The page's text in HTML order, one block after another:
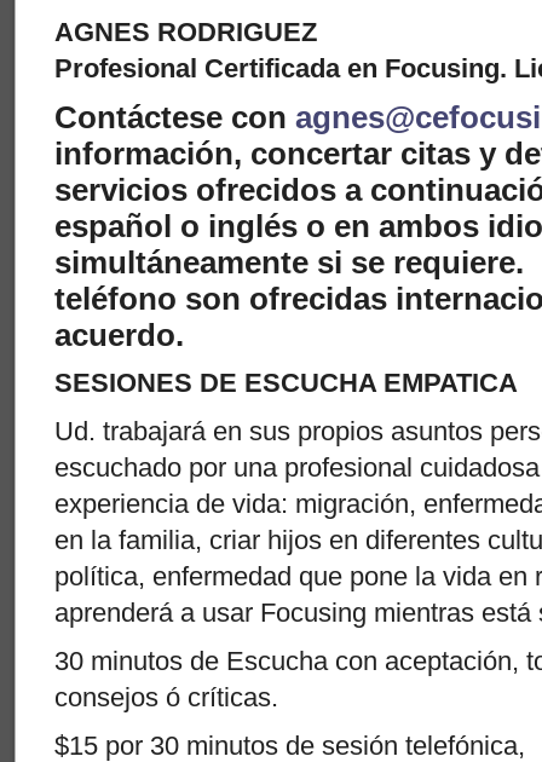
AGNES RODRIGUEZ
Profesional Certificada en Focusing.
Contáctese con
información, concertar citas y
servicios ofrecidos a
español o inglés o en ambos
simultáneamente si se
teléfono son ofrecidas
acuerdo.
SESIONES DE ESCUCHA EMPATICA
Ud. trabajará en sus propios asuntos
escuchado por una profesional
experiencia de vida: migración,
en la familia, criar hijos en diferentes
política, enfermedad que pone la vida en
aprenderá a usar Focusing mientras
30 minutos de Escucha con aceptación,
consejos ó críticas.
$15 por 30 minutos de sesión telefónica,